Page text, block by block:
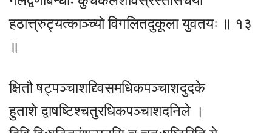
हठात्त्रुट्यत्काञ्च्यो विगलितदुकूला युवतयः ॥ १३
॥
क्षितौ षट्पञ्चाशद्द्विसमधिकपञ्चाशदुदके
हुताशे द्वाषष्टिश्चतुरधिकपञ्चाशदनिले ।